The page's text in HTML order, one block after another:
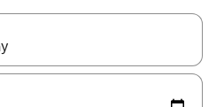
utilisez les flèches vers le